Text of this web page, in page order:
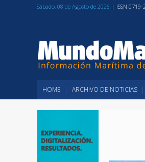
Sábado, 08 de Agosto de 2026 | ISSN 0719-
HOME ARCHIVO DE NOTICIAS